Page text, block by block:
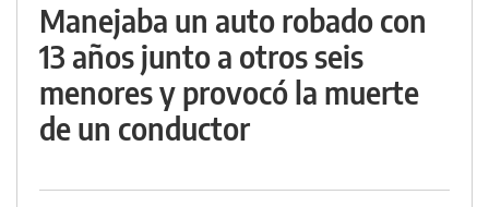
Manejaba un auto robado con
13 años junto a otros seis
menores y provocó la muerte
de un conductor